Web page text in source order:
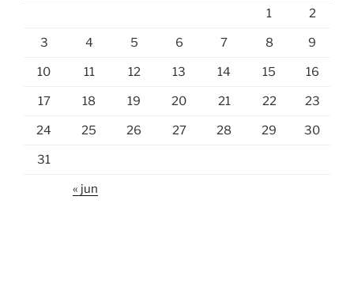
1 2
3 4 5 6 7 8 9
10 11 12 13 14 15 16
17 18 19 20 21 22 23
24 25 26 27 28 29 30
31
« jun